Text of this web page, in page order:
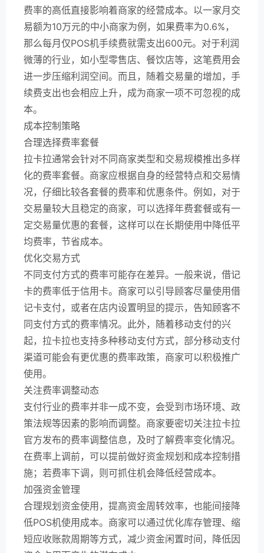
费率的高低直接影响着商家的经营成本。以一家月交
易额为10万元的中小商家为例，如果费率为0.6%，
那么每月仅POS机手续费就需支出600元。对于利润
微薄的行业，如小型零售店、餐饮店等，这笔费用会
进一步压缩利润空间。而且，随着交易量的增加，手
续费支出也会相应上升，成为商家一项不可忽视的成
本。
成本控制策略
合理选择费率套餐
拉卡拉通常会针对不同商家类型和交易规模推出多样
化的费率套餐。商家应根据自身的经营特点和交易情
况，仔细比较各套餐的费率和优惠条件。例如，对于
交易量较大且稳定的商家，可以选择年费套餐或有一
定交易量优惠的套餐，这样可以在长期使用中降低平
均费率，节省成本。
优化交易方式
不同支付方式的费率可能存在差异。一般来说，借记
卡的费率低于信用卡。商家可以引导顾客尽量使用借
记卡支付，或者在店内设置明显的提示，告知顾客不
同支付方式的费率情况。此外，随着移动支付的兴
起，拉卡拉也支持多种移动支付方式，部分移动支付
渠道可能会有更优惠的费率政策，商家可以积极推广
使用。
关注费率调整动态
支付行业的费率并非一成不变，会受到市场环境、政
策法规等因素的影响而调整。商家要密切关注拉卡拉
官方发布的费率调整信息，及时了解费率变化情况。
在费率上调前，可以提前做好资金规划和成本控制措
施；若费率下调，则可抓住机会降低经营成本。
加强资金管理
合理规划资金使用，提高资金周转效率，也能间接降
低POS机使用成本。商家可以通过优化库存管理、缩
短应收账款周期等方式，减少资金闲置时间，降低因